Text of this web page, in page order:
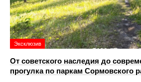
Эксклюзив
От советского наследия до
прогулка по паркам Сормовского